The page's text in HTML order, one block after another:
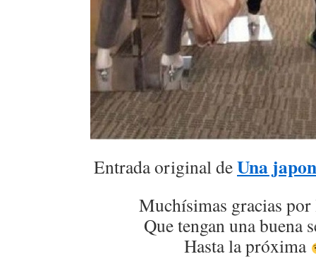
Entrada original deUna
Muchísimas gracias por
Que tengan una buena
Hasta la próxima